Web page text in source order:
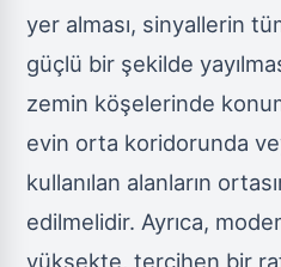
yer alması, sinyallerin
güçlü bir şekilde
zemin köşelerinde
evin orta koridorunda
kullanılan alanların
edilmelidir. Ayrıca,
yüksekte, tercihen bir